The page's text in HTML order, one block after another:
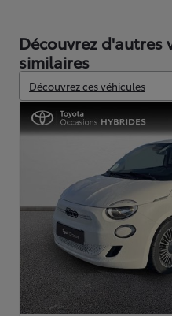
Découvrez d'autres
similaires
Découvrez ces véhicules